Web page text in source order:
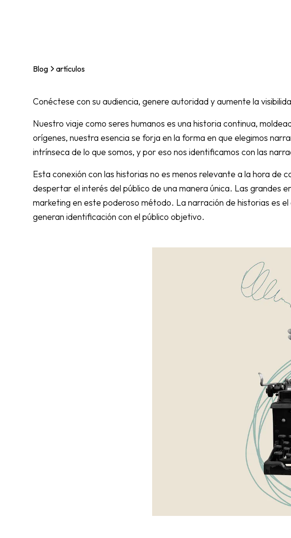
Blog artículos
Conéctese con su audiencia, genere autoridad y aumente la
Nuestro viaje como seres humanos es una historia continua,
orígenes, nuestra esencia se forja en la forma en que elegimos
intrínseca de lo que somos, y por eso nos identificamos con las
Esta conexión con las historias no es menos relevante a la hora
despertar el interés del público de una manera única. Las grandes
marketing en este poderoso método. La narración de historias es
generan identificación con el público objetivo.